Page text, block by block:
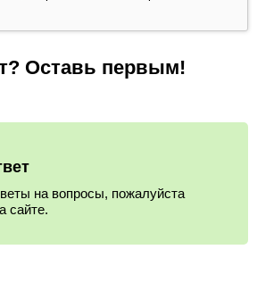
Оставь первым!
на вопросы, пожалуйста
сайте.